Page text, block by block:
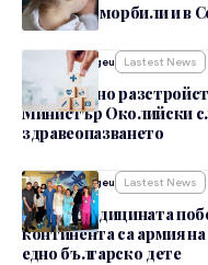
Заразен с морбили и в
admin_nbgeu Lastest News
„Личностно
Министър Околийски
здравеопазването
Отadmin_nbgeu Lastest News
Когато медицината
континента са армия
едно българско дете